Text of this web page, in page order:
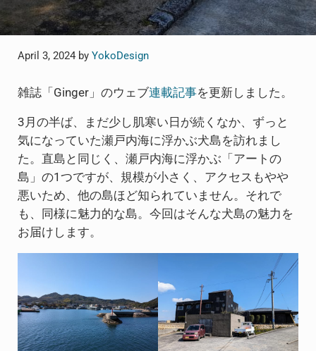
April 3, 2024 by YokoDesign
雑誌「Ginger」のウェブ連載記事を更新しました。
3月の半ば、まだ少し肌寒い日が続くなか、ずっと
気になっていた瀬戸内海に浮かぶ犬島を訪れまし
た。直島と同じく、瀬戸内海に浮かぶ「アートの
島」の1つですが、規模が小さく、アクセスもやや
悪いため、他の島ほど知られていません。それで
も、同様に魅力的な島。今回はそんな犬島の魅力を
お届けします。